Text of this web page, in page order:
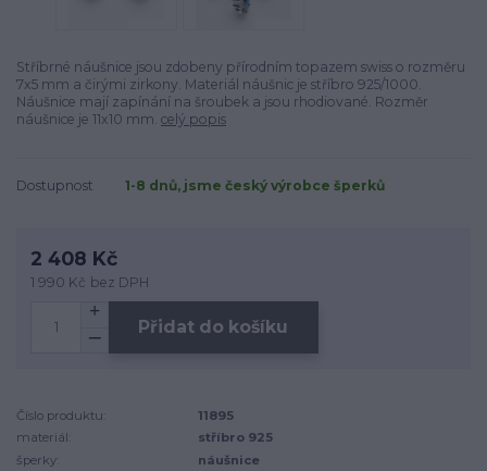
Stříbrné náušnice jsou zdobeny přírodním topazem swiss o rozměru
7x5 mm a čirými zirkony. Materiál náušnic je stříbro 925/1000.
Náušnice mají zapínání na šroubek a jsou rhodiované. Rozměr
náušnice je 11x10 mm. celý popis
Dostupnost 1-8 dnů, jsme český výrobce šperků
2 408 Kč
1 990 Kč bez DPH
Přidat do košíku
Číslo produktu:
11895
materiál:
stříbro 925
šperky:
náušnice